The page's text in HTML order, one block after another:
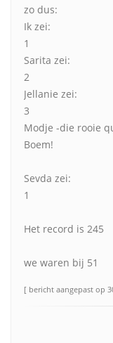
zo dus:
Ik zei:
1
Sarita zei:
2
Jellanie zei:
3
Modje -die rooie
Boem!
Sevda zei:
1
Het record is 245
we waren bij 51
[ bericht aangepast op